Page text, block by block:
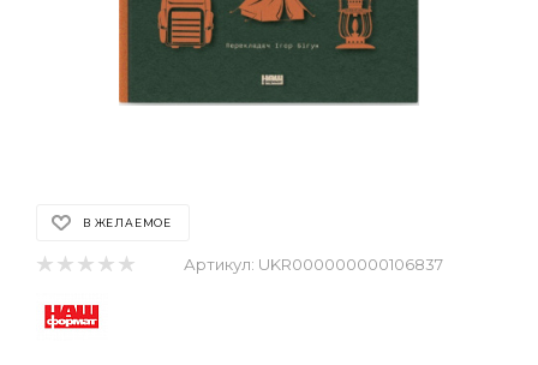
В ЖЕЛАЕМОЕ
Артикул: UKR000000000106837